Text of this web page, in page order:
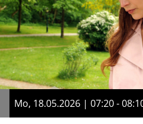
Mo, 18.05.2026 | 07:20 -